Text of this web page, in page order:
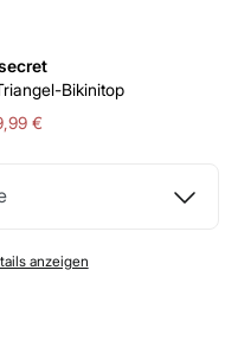
Bikinitop
€
anzeigen